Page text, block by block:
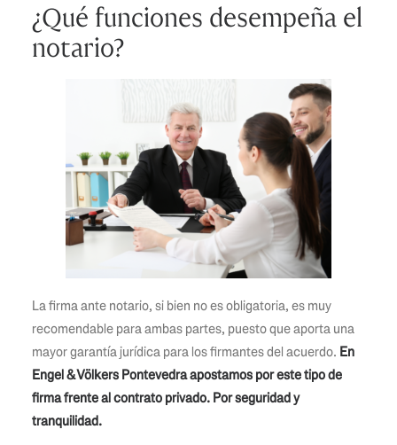
¿Qué funciones desempeña el
notario?
La firma ante notario, si bien no es obligatoria, es muy
recomendable para ambas partes, puesto que aporta una
mayor garantía jurídica para los firmantes del acuerdo. En
Engel & Völkers Pontevedra apostamos por este tipo de
firma frente al contrato privado. Por seguridad y
tranquilidad.